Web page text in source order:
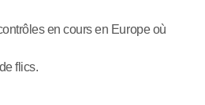
en cours en Europe où
flics.